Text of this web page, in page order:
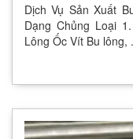
Dịch Vụ Sản Xuất
Dạng Chủng Loại
Lông Ốc Vít Bu lông,